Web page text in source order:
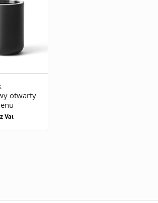
otwarty
z Vat